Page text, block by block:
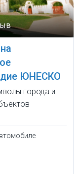
ЮНЕСКО
города и